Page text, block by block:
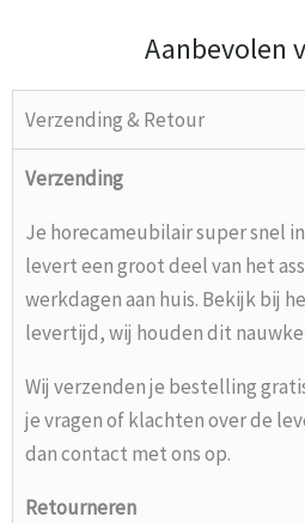
Aanbevolen
Verzending & Retour
Verzending
Je horecameubilair super snel
levert een groot deel van het
werkdagen aan huis. Bekijk bij
levertijd, wij houden dit
Wij verzenden je bestelling
je vragen of klachten over de
dan contact met ons op.
Retourneren